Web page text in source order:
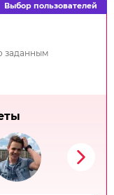
Выбор пользователей
заданным